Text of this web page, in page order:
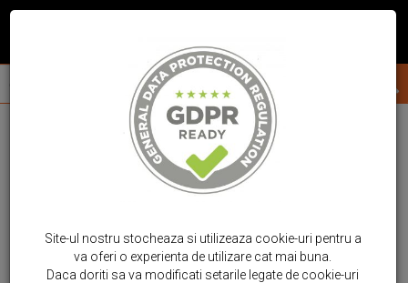
Site-ul nostru stocheaza si utilizeaza cookie-uri pentru a
va oferi o experienta de utilizare cat mai buna.
Daca doriti sa va modificati setarile legate de cookie-uri